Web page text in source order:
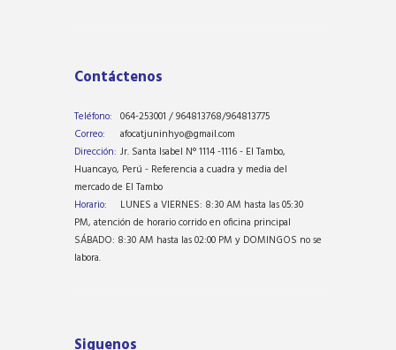
Contáctenos
Teléfono: 064-253001 / 964813768/964813775
Correo:
afocatjuninhyo@gmail.com
Dirección: Jr. Santa Isabel N° 1114 -1116 - El Tambo,
Huancayo, Perú - Referencia a cuadra y media del
mercado de El Tambo
Horario:
LUNES a VIERNES: 8:30 AM hasta las 05:30
PM, atención de horario corrido en oficina principal
SÁBADO: 8:30 AM hasta las 02:00 PM y DOMINGOS no se
labora.